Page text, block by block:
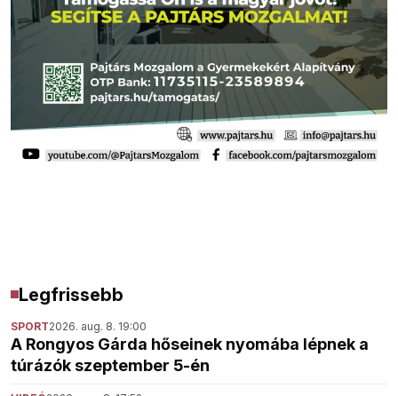
Legfrissebb
SPORT2026. aug. 8. 19:00
A Rongyos Gárda hőseinek nyomába lépnek a
túrázók szeptember 5-én